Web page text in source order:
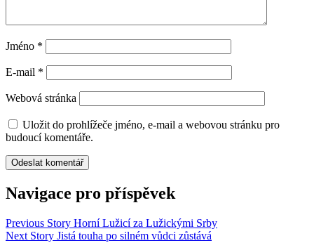
Jméno *
E-mail *
Webová stránka
Uložit do prohlížeče jméno, e-mail a webovou stránku pro
budoucí komentáře.
Navigace pro příspěvek
Previous Story Horní Lužicí za Lužickými Srby
Next Story Jistá touha po silném vůdci zůstává